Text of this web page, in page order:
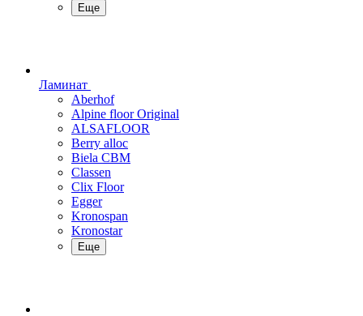
Еще
Ламинат
Aberhof
Alpine floor Original
ALSAFLOOR
Berry alloc
Biela CBM
Classen
Clix Floor
Egger
Kronospan
Kronostar
Еще